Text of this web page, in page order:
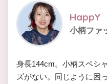
HappY
小柄ファ
身長144cm。小柄スペシ
ズがない。同じように困